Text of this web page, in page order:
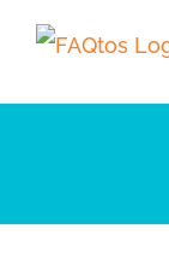
Skip
content